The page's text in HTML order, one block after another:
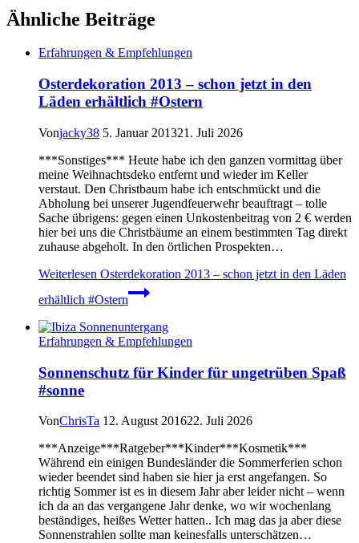
Ähnliche Beiträge
Erfahrungen & Empfehlungen
Osterdekoration 2013 – schon jetzt in den
Läden erhältlich #Ostern
Vonjacky38 5. Januar 201321. Juli 2026
***Sonstiges*** Heute habe ich den ganzen vormittag über
meine Weihnachtsdeko entfernt und wieder im Keller
verstaut. Den Christbaum habe ich entschmückt und die
Abholung bei unserer Jugendfeuerwehr beauftragt – tolle
Sache übrigens: gegen einen Unkostenbeitrag von 2 € werden
hier bei uns die Christbäume an einem bestimmten Tag direkt
zuhause abgeholt. In den örtlichen Prospekten…
Weiterlesen Osterdekoration 2013 – schon jetzt in den Läden
erhältlich #Ostern
Erfahrungen & Empfehlungen
Sonnenschutz für Kinder für ungetrüben Spaß
#sonne
VonChrisTa 12. August 201622. Juli 2026
***Anzeige***Ratgeber***Kinder***Kosmetik***
Während ein einigen Bundesländer die Sommerferien schon
wieder beendet sind haben sie hier ja erst angefangen. So
richtig Sommer ist es in diesem Jahr aber leider nicht – wenn
ich da an das vergangene Jahr denke, wo wir wochenlang
beständiges, heißes Wetter hatten.. Ich mag das ja aber diese
Sonnenstrahlen sollte man keinesfalls unterschätzen…